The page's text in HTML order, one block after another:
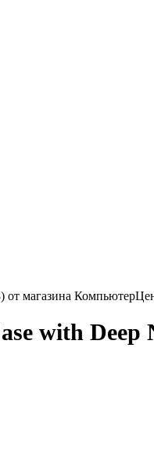
with Deep